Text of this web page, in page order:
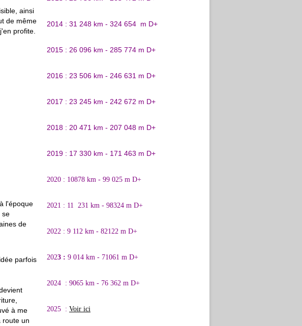
ainsi
de même
profite.
l'époque
se
de
parfois
à me
route un
2014 : 31 248 km - 324 654 m D+
2015 : 26 096 km - 285 774 m D+
2016 : 23 506 km - 246 631 m D+
2017 : 23 245 km - 242 672 m D+
2018 : 20 471 km - 207 048 m D+
2019 : 17 330 km - 171 463 m D+
2020 : 10878 km - 99 025 m D+
2021 : 11 231 km - 98324 m D+
2022 : 9 112 km - 82122 m D+
2023 : 9 014 km - 71061 m D+
2024 : 9065 km - 76 362 m D+
2025 : Voir ici